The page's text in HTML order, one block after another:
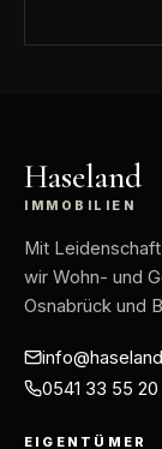
Haseland
IMMOBILIEN
Mit
wir Wohn- und
Osnabrück und
0541 33 55 20
EIGENTÜMER